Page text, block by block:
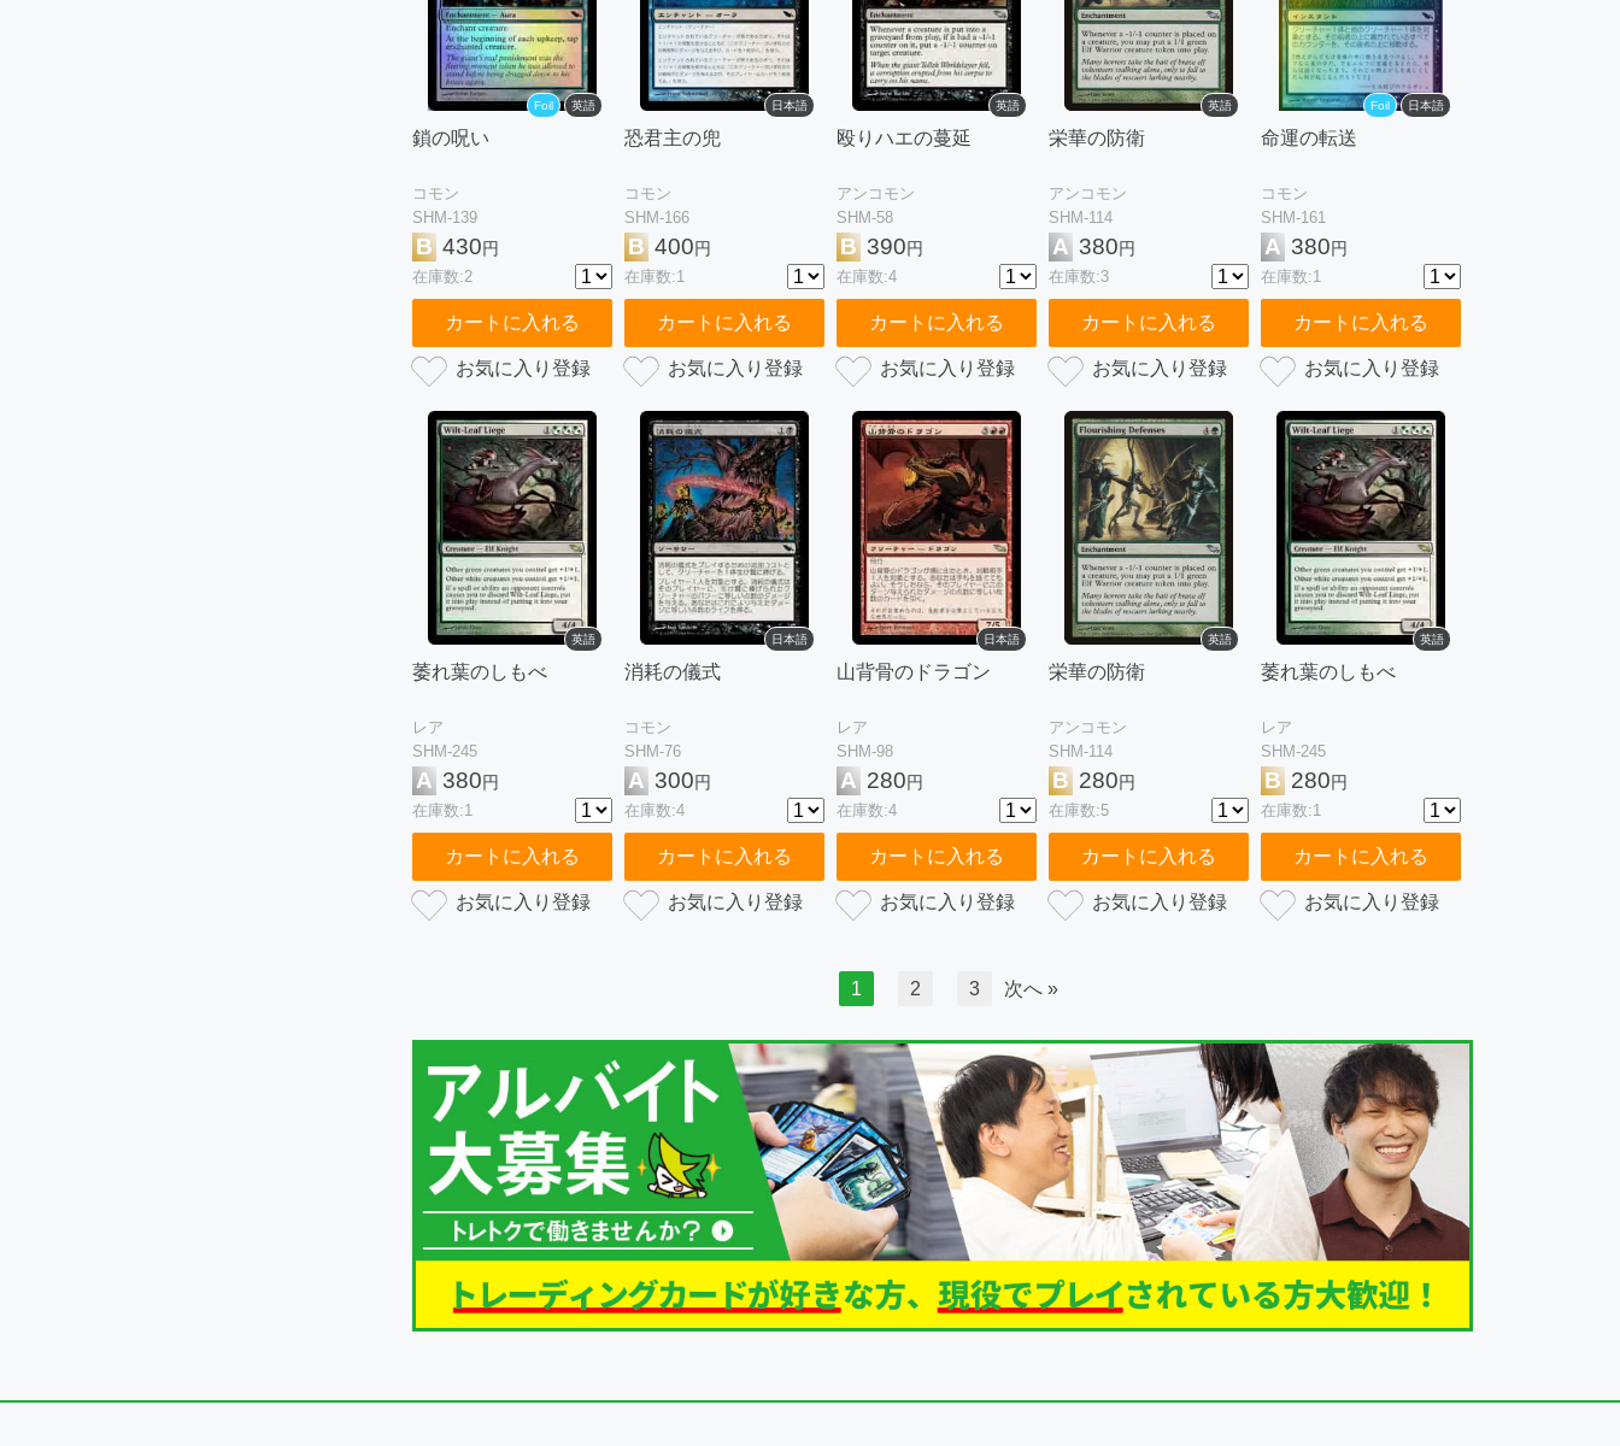
Foil 英語
鎖の呪い
コモン
SHM-139
B 430円
在庫数:2
カートに入れる
日本語
恐君主の兜
コモン
SHM-166
B 400円
在庫数:1
カートに入れる
英語
殴りハエの蔓延
アンコモン
SHM-58
B 390円
在庫数:4
カートに入れる
英語
栄華の防衛
アンコモン
SHM-114
A 380円
在庫数:3
カートに入れる
Foil 日本語
命運の転送
コモン
SHM-161
A 380円
在庫数:1
カートに入れる
英語
萎れ葉のしもべ
レア
SHM-245
A 380円
在庫数:1
カートに入れる
日本語
消耗の儀式
コモン
SHM-76
A 300円
在庫数:4
カートに入れる
日本語
山背骨のドラゴン
レア
SHM-98
A 280円
在庫数:4
カートに入れる
英語
栄華の防衛
アンコモン
SHM-114
B 280円
在庫数:5
カートに入れる
英語
萎れ葉のしもべ
レア
SHM-245
B 280円
在庫数:1
カートに入れる
1 2 3 次へ »